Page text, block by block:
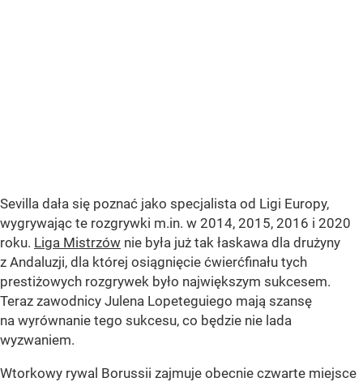
Sevilla dała się poznać jako specjalista od Ligi Europy,
wygrywając te rozgrywki m.in. w 2014, 2015, 2016 i 2020
roku. Liga Mistrzów nie była już tak łaskawa dla drużyny
z Andaluzji, dla której osiągnięcie ćwierćfinału tych
prestiżowych rozgrywek było największym sukcesem.
Teraz zawodnicy Julena Lopeteguiego mają szansę
na wyrównanie tego sukcesu, co będzie nie lada
wyzwaniem.
Wtorkowy rywal Borussii zajmuje obecnie czwarte miejsce